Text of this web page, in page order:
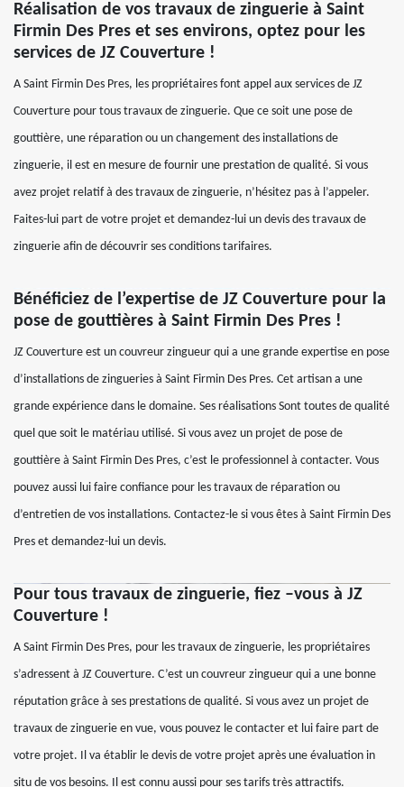
Réalisation de vos travaux de zinguerie à Saint
Firmin Des Pres et ses environs, optez pour les
services de JZ Couverture !
A Saint Firmin Des Pres, les propriétaires font appel aux services de JZ
Couverture pour tous travaux de zinguerie. Que ce soit une pose de
gouttière, une réparation ou un changement des installations de
zinguerie, il est en mesure de fournir une prestation de qualité. Si vous
avez projet relatif à des travaux de zinguerie, n’hésitez pas à l’appeler.
Faites-lui part de votre projet et demandez-lui un devis des travaux de
zinguerie afin de découvrir ses conditions tarifaires.
Bénéficiez de l’expertise de JZ Couverture pour la
pose de gouttières à Saint Firmin Des Pres !
JZ Couverture est un couvreur zingueur qui a une grande expertise en pose
d’installations de zingueries à Saint Firmin Des Pres. Cet artisan a une
grande expérience dans le domaine. Ses réalisations Sont toutes de qualité
quel que soit le matériau utilisé. Si vous avez un projet de pose de
gouttière à Saint Firmin Des Pres, c’est le professionnel à contacter. Vous
pouvez aussi lui faire confiance pour les travaux de réparation ou
d’entretien de vos installations. Contactez-le si vous êtes à Saint Firmin Des
Pres et demandez-lui un devis.
Pour tous travaux de zinguerie, fiez –vous à JZ
Couverture !
A Saint Firmin Des Pres, pour les travaux de zinguerie, les propriétaires
s’adressent à JZ Couverture. C’est un couvreur zingueur qui a une bonne
réputation grâce à ses prestations de qualité. Si vous avez un projet de
travaux de zinguerie en vue, vous pouvez le contacter et lui faire part de
votre projet. Il va établir le devis de votre projet après une évaluation in
situ de vos besoins. Il est connu aussi pour ses tarifs très attractifs.